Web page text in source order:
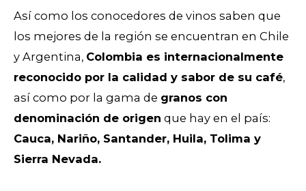
Así como los conocedores de vinos saben que
los mejores de la región se encuentran en Chile
y Argentina, Colombia es internacionalmente
reconocido por la calidad y sabor de su café,
así como por la gama de granos con
denominación de origen que hay en el país:
Cauca, Nariño, Santander, Huila, Tolima y
Sierra Nevada.